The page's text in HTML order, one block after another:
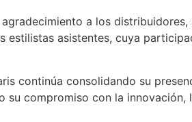
a los
estilistas asistentes, cuya
continúa consolidando su
su compromiso con la